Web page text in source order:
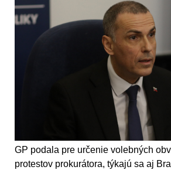
GP podala pre určenie volebných
protestov prokurátora, týkajú sa aj